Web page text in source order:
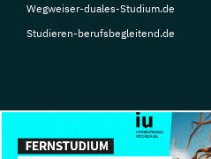
Wegweiser-duales-Studium.de
Studieren-berufsbegleitend.de
© Copyright 2026, TarGroup Media GmbH